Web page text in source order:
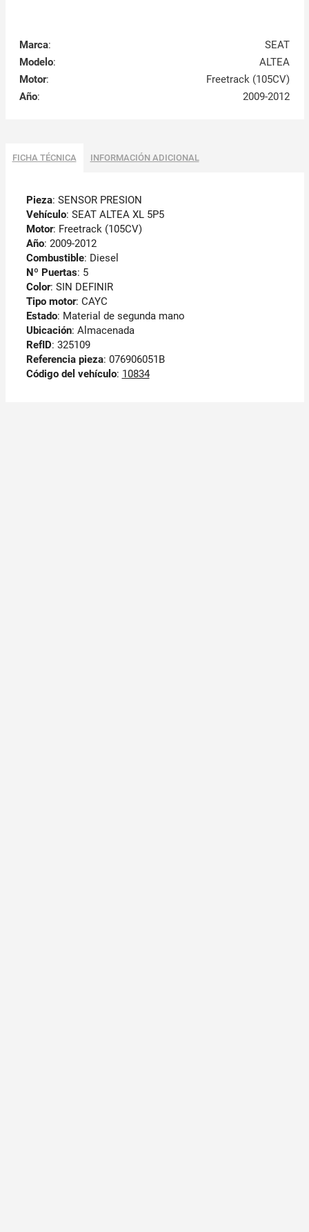
Marca:
SEAT
Modelo:
ALTEA
Motor:
Freetrack (105CV)
Año: 2009-2012
FICHA TÉCNICA INFORMACIÓN ADICIONAL
Pieza: SENSOR PRESION
Vehículo: SEAT ALTEA XL 5P5
Motor: Freetrack (105CV)
Año: 2009-2012
Combustible: Diesel
Nº Puertas: 5
Color: SIN DEFINIR
Tipo motor: CAYC
Estado: Material de segunda mano
Ubicación: Almacenada
RefID: 325109
Referencia pieza: 076906051B
Código del vehículo: 10834